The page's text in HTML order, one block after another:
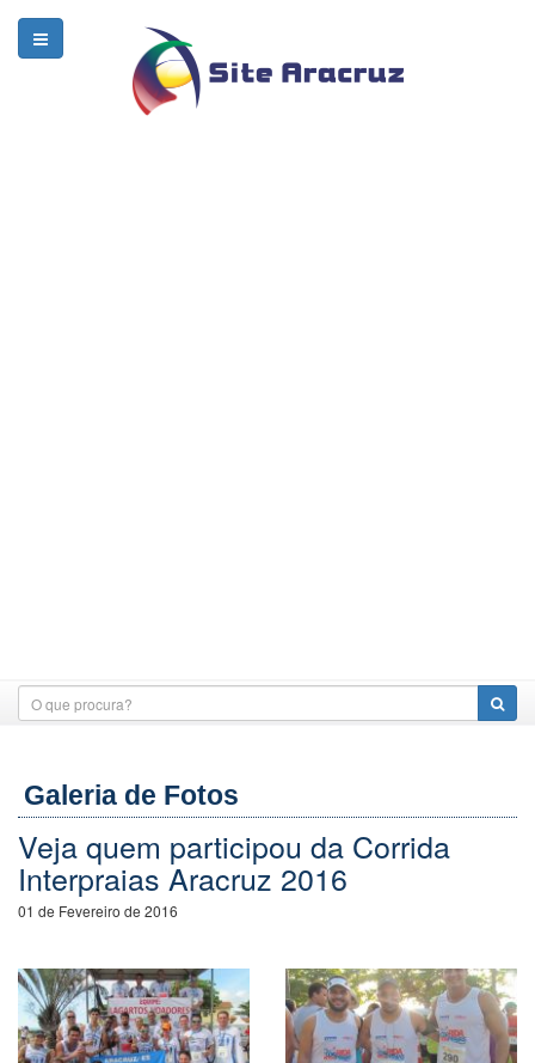
Galeria de Fotos
Veja quem participou da Corrida
Interpraias Aracruz 2016
01 de Fevereiro de 2016